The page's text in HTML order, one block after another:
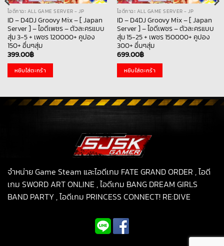
ไอดีกาฉะ ALL GAME SERVER - JP
ID – D4DJ Groovy Mix – [ Japan
Server ] – ไอดีเพชร – ตัวละครแบบ
สุ่ม 3-5 + เพชร 120000+ คูปอง
150+ อื่นๆสุ่ม
399.00฿
หยิบใส่ตะกร้า
ไอดีกาฉะ ALL GAME SERVER - JP
ID – D4DJ Groovy Mix – [ Japan
Server ] – ไอดีเพชร – ตัวละครแบบ
สุ่ม 15-25 + เพชร 150000+ คูปอง
300+ อื่นๆสุ่ม
699.00฿
หยิบใส่ตะกร้า
จำหน่าย Game Steam และไอดีเกม FATE GRAND ORDER , ไอดี
เกม SWORD ART ONLINE , ไอดีเกม BANG DREAM GIRLS
BAND PARTY , ไอดีเกม PRINCESS CONNECT! RE:DIVE